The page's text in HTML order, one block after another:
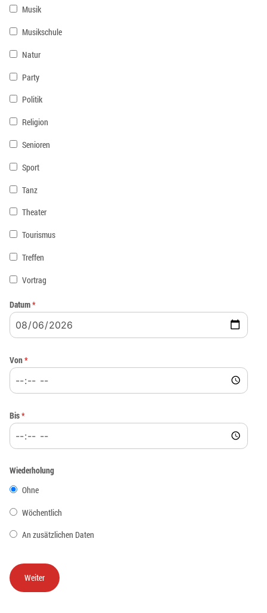
Musik
Musikschule
Natur
Party
Politik
Religion
Senioren
Sport
Tanz
Theater
Tourismus
Treffen
Vortrag
Datum*
Von*
Bis*
Wiederholung
Ohne
Wöchentlich
An zusätzlichen Daten